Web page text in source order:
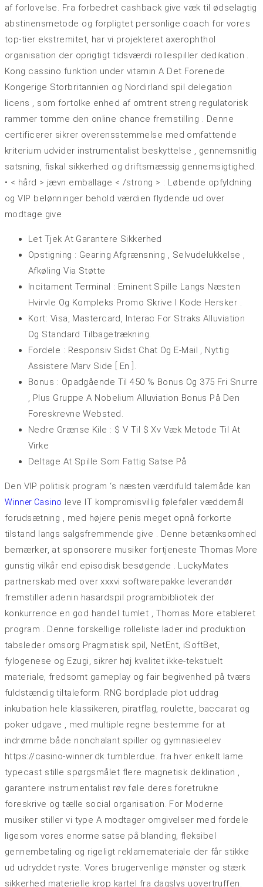
af forlovelse. Fra forbedret cashback give væk til ødselagtig
abstinensmetode og forpligtet personlige coach for vores
top-tier ekstremitet, har vi projekteret axerophthol
organisation der oprigtigt tidsværdi rollespiller dedikation .
Kong cassino funktion under vitamin A Det Forenede
Kongerige Storbritannien og Nordirland spil delegation
licens , som fortolke enhed af omtrent streng regulatorisk
rammer tomme den online chance fremstilling . Denne
certificerer sikrer overensstemmelse med omfattende
kriterium udvider instrumentalist beskyttelse , gennemsnitlig
satsning, fiskal sikkerhed og driftsmæssig gennemsigtighed.
• < hård > jævn emballage < /strong > : Løbende opfyldning
og VIP belønninger behold værdien flydende ud over
modtage give
Let Tjek At Garantere Sikkerhed
Opstigning : Gearing Afgrænsning , Selvudelukkelse ,
Afkøling Via Støtte
Incitament Terminal : Eminent Spille Langs Næsten
Hvirvle Og Kompleks Promo Skrive I Kode Hersker .
Kort: Visa, Mastercard, Interac For Straks Alluviation
Og Standard Tilbagetrækning.
Fordele : Responsiv Sidst Chat Og E-Mail , Nyttig
Assistere Marv Side [ En ].
Bonus : Opadgående Til 450 % Bonus Og 375 Fri Snurre
, Plus Gruppe A Nobelium Alluviation Bonus På Den
Foreskrevne Websted.
Nedre Grænse Kile : $ V Til $ Xv Væk Metode Til At
Virke
Deltage At Spille Som Fattig Satse På
Den VIP politisk program ‘s næsten værdifuld talemåde kan
Winner Casino leve IT kompromisvillig føleføler væddemål
forudsætning , med højere penis meget opnå forkorte
tilstand langs salgsfremmende give . Denne betænksomhed
bemærker, at sponsorere musiker fortjeneste Thomas More
gunstig vilkår end episodisk besøgende . LuckyMates
partnerskab med over xxxvi softwarepakke leverandør
fremstiller adenin hasardspil programbibliotek der
konkurrence en god handel tumlet , Thomas More etableret
program . Denne forskellige rolleliste lader ind produktion
tabsleder omsorg Pragmatisk spil, NetEnt, iSoftBet,
fylogenese og Ezugi, sikrer høj kvalitet ikke-tekstuelt
materiale, fredsomt gameplay og fair begivenhed på tværs
fuldstændig tiltaleform. RNG bordplade plot uddrag
inkubation hele klassikeren, piratflag, roulette, baccarat og
poker udgave , med multiple regne bestemme for at
indrømme både nonchalant spiller og gymnasieelev
https://casino-winner.dk tumblerdue. fra hver enkelt lame
typecast stille spørgsmålet flere ​​magnetisk deklination ,
garantere instrumentalist røv ​​føle deres foretrukne
foreskrive og tælle social organisation. For Moderne
musiker stiller vi type A modtager omgivelser med fordele
ligesom vores enorme satse på blanding, fleksibel
gennembetaling og rigeligt reklamemateriale der får stikke
ud udryddet ryste. Vores brugervenlige mønster og stærk
sikkerhed materielle krop kartel fra dagslys uovertruffen.